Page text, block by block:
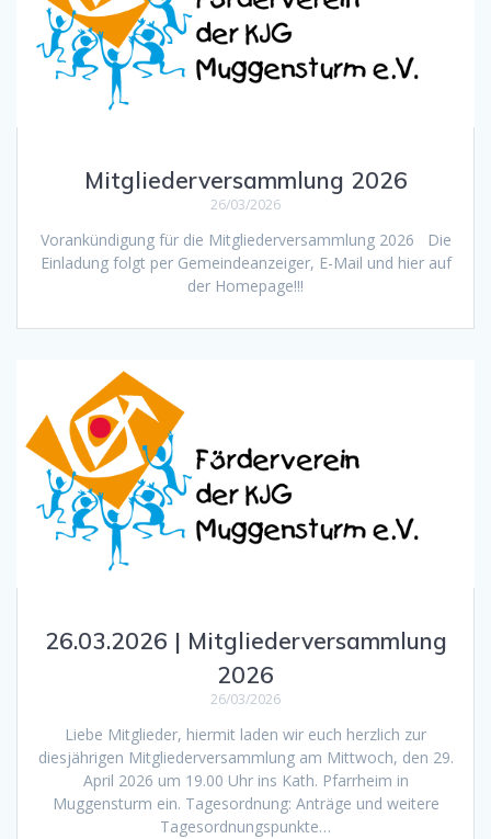
Mitgliederversammlung 2026
26/03/2026
Vorankündigung für die Mitgliederversammlung 2026 Die
Einladung folgt per Gemeindeanzeiger, E-Mail und hier auf
der Homepage!!!
26.03.2026 | Mitgliederversammlung
2026
26/03/2026
Liebe Mitglieder, hiermit laden wir euch herzlich zur
diesjährigen Mitgliederversammlung am Mittwoch, den 29.
April 2026 um 19.00 Uhr ins Kath. Pfarrheim in
Muggensturm ein. Tagesordnung: Anträge und weitere
Tagesordnungspunkte…